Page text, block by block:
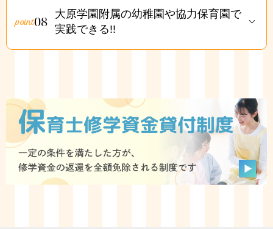
08
大原学園附属の幼稚園や協力保育園で
実践できる!!